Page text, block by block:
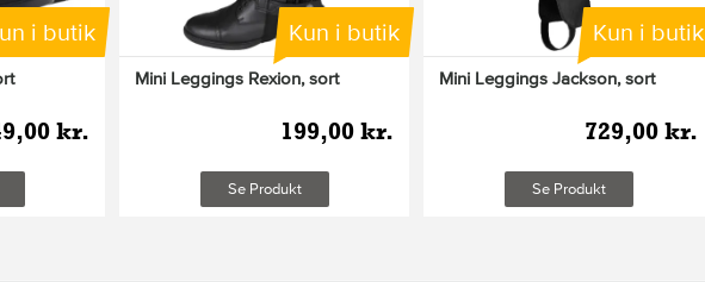
i butik
kr.
Kun i butik
Mini Leggings Rexion, sort
199,00 kr.
Se Produkt
Kun i butik
Mini Leggings Jackson, sort
729,00 kr.
Se Produkt